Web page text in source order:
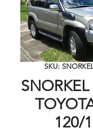
SKU:
SNORKEL
120/